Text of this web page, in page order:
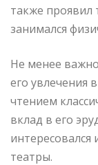
также проявил
занимался
Не менее
его увлечения
чтением
вклад в его
интересовался
театры.